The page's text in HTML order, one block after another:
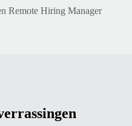
Remote Hiring Manager